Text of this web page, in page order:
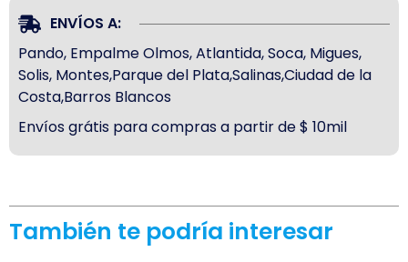
ENVÍOS A:
Pando, Empalme Olmos, Atlantida, Soca, Migues,
Solis, Montes,Parque del Plata,Salinas,Ciudad de la
Costa,Barros Blancos
Envíos grátis para compras a partir de $ 10mil
También te podría interesar